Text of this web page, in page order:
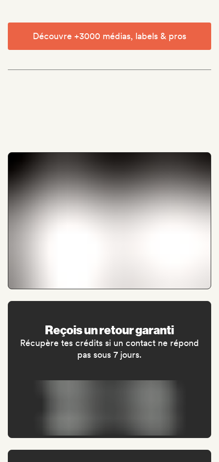
Découvre +3000 médias, labels & pros
Reçois un retour garanti
Récupère tes crédits si un contact ne répond
pas sous 7 jours.